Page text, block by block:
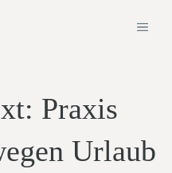
Praxis
Urlaub